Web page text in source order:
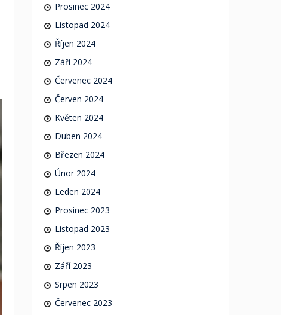
Prosinec 2024
Listopad 2024
Říjen 2024
Září 2024
Červenec 2024
Červen 2024
Květen 2024
Duben 2024
Březen 2024
Únor 2024
Leden 2024
Prosinec 2023
Listopad 2023
Říjen 2023
Září 2023
Srpen 2023
Červenec 2023